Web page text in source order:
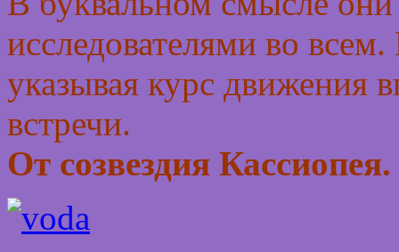
исследователями во
указывая курс
встречи.
От созвездия Кассиопея.